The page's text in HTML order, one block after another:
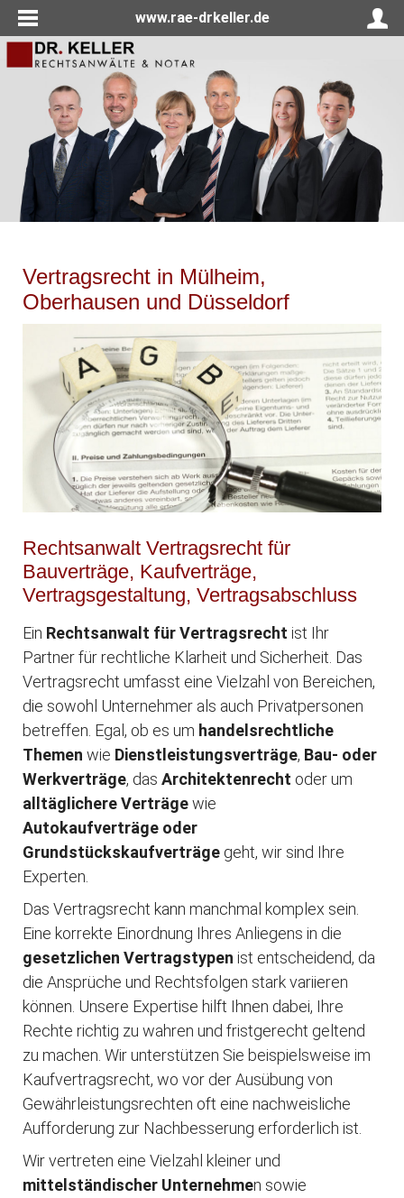
www.rae-drkeller.de
Vertragsrecht in Mülheim,
Oberhausen und Düsseldorf
Rechtsanwalt Vertragsrecht für
Bauverträge, Kaufverträge,
Vertragsgestaltung, Vertragsabschluss
Ein Rechtsanwalt für Vertragsrecht ist Ihr
Partner für rechtliche Klarheit und Sicherheit. Das
Vertragsrecht umfasst eine Vielzahl von Bereichen,
die sowohl Unternehmer als auch Privatpersonen
betreffen. Egal, ob es um handelsrechtliche
Themen wie Dienstleistungsverträge, Bau- oder
Werkverträge, das Architektenrecht oder um
alltäglichere Verträgewie
Autokaufverträge oder
Grundstückskaufverträge geht, wir sind Ihre
Experten.
Das Vertragsrecht kann manchmal komplex sein.
Eine korrekte Einordnung Ihres Anliegens in die
gesetzlichen Vertragstypen ist entscheidend, da
die Ansprüche und Rechtsfolgen stark variieren
können. Unsere Expertise hilft Ihnen dabei, Ihre
Rechte richtig zu wahren und fristgerecht geltend
zu machen. Wir unterstützen Sie beispielsweise im
Kaufvertragsrecht, wo vor der Ausübung von
Gewährleistungsrechten oft eine nachweisliche
Aufforderung zur Nachbesserung erforderlich ist.
Wir vertreten eine Vielzahl kleiner und
mittelständischer Unternehmen sowie